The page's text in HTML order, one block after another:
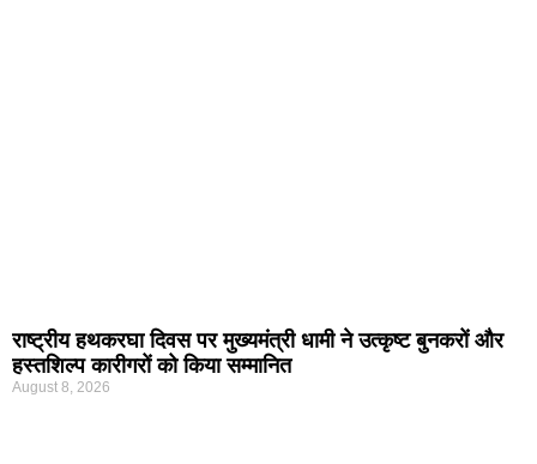
राष्ट्रीय हथकरघा दिवस पर मुख्यमंत्री धामी ने उत्कृष्ट बुनकरों और
हस्तशिल्प कारीगरों को किया सम्मानित
August 8, 2026